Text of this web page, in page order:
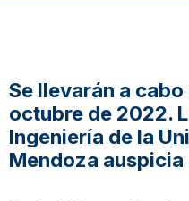
Se llevarán a cabo
octubre de 2022.
Ingeniería de la
Mendoza